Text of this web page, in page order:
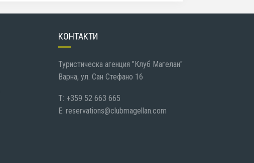
КОНТАКТИ
Туристическа агенция "Клуб Магелан"
Варна, ул. Сан Стефано 16
T: +359 52 663 665
E: reservations@clubmagellan.com